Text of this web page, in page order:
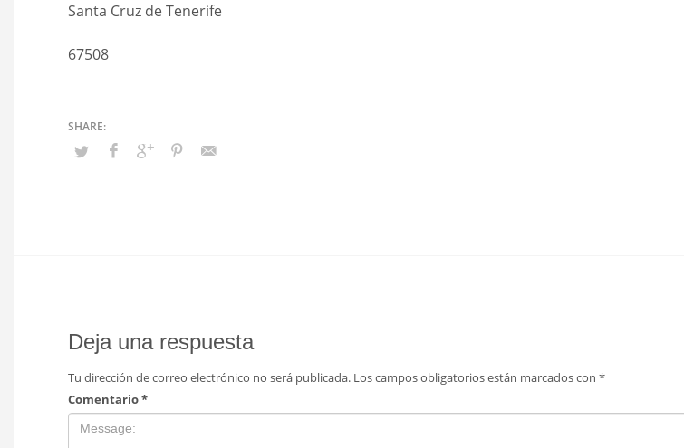
Santa Cruz de Tenerife
67508
Deja una respuesta
Tu dirección de correo electrónico no será publicada. Los campos obligatorios están marcados con *
Comentario*